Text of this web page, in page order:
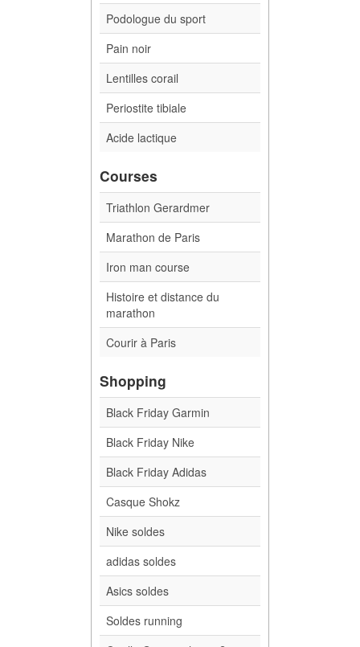
Podologue du sport
Pain noir
Lentilles corail
Periostite tibiale
Acide lactique
Courses
Triathlon Gerardmer
Marathon de Paris
Iron man course
Histoire et distance du
marathon
Courir à Paris
Shopping
Black Friday Garmin
Black Friday Nike
Black Friday Adidas
Casque Shokz
Nike soldes
adidas soldes
Asics soldes
Soldes running